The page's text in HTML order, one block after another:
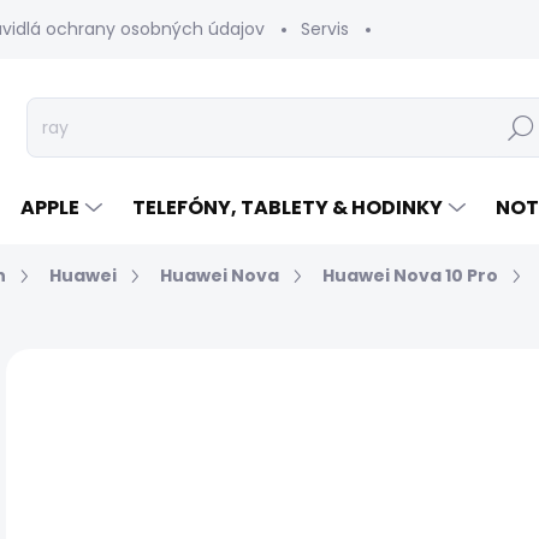
ochrany osobných údajov Servis
Hľadať
APPLE TELEFÓNY, TABLETY & HODINKY
Huawei Huawei Nova Huawei Nova 10 Pro